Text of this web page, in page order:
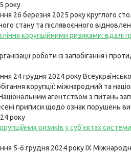
року
26 березня 2025 року круглого
стану та післявоєнного
корупційними ризиками: вдалі
роботи із запобігання і
24 грудня 2024 року
корупції: міжнародний та
агентством з питань
приписи щодо ознак порушень
року
ризиків у суб’єктах
5-6 грудня 2024 року ІХ